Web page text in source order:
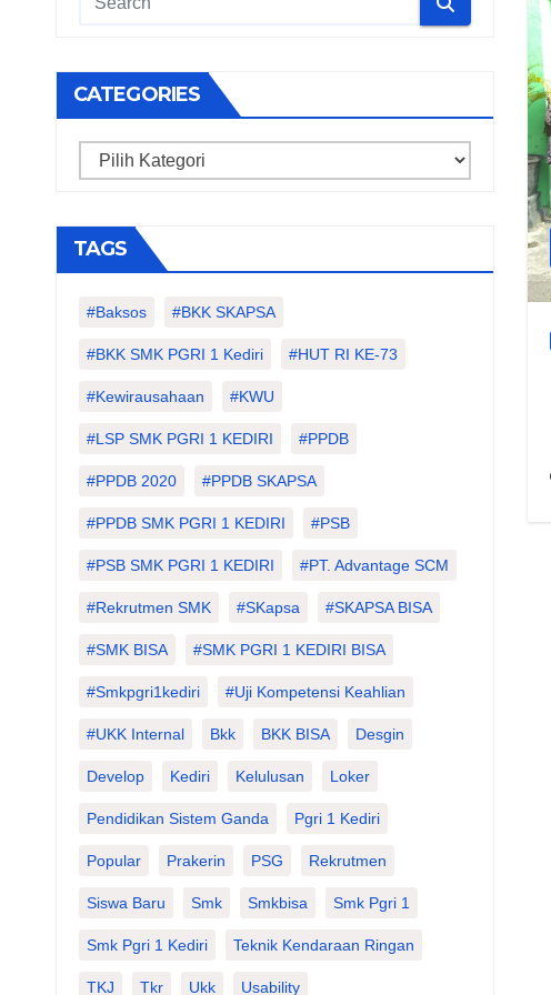
CATEGORIES
Categories
TAGS
#Baksos #BKK SKAPSA
#BKK SMK PGRI 1 Kediri #HUT RI KE-73
#kewirausahaan #KWU
#LSP SMK PGRI 1 KEDIRI #PPDB
#PPDB 2020 #PPDB SKAPSA
#PPDB SMK PGRI 1 KEDIRI #PSB
#PSB SMK PGRI 1 KEDIRI #PT. Advantage SCM
#Rekrutmen SMK #SKapsa #SKAPSA BISA
#SMK BISA #SMK PGRI 1 KEDIRI BISA
#smkpgri1kediri #Uji Kompetensi Keahlian
#UKK Internal Bkk BKK BISA Desgin
Develop Kediri Kelulusan Loker
Pendidikan Sistem Ganda Pgri 1 Kediri
Popular Prakerin PSG Rekrutmen
Siswa Baru Smk Smkbisa Smk Pgri 1
Smk Pgri 1 Kediri Teknik Kendaraan Ringan
TKJ Tkr Ukk Usability